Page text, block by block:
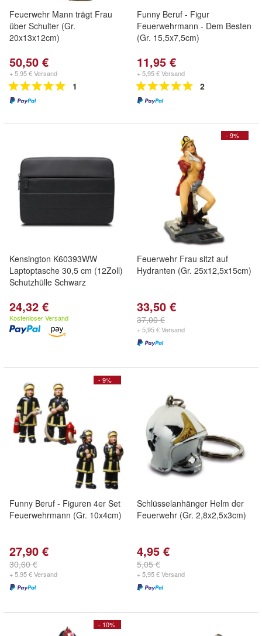
Feuerwehr Mann trägt Frau
über Schulter (Gr.
20x13x12cm)
50,50 €
+ 5,95 € Versand
1
Funny Beruf - Figur
Feuerwehrmann - Dem Besten
(Gr. 15,5x7,5cm)
11,95 €
+ 5,95 € Versand
2
Kensington K60393WW
Laptoptasche 30,5 cm (12Zoll)
Schutzhülle Schwarz
24,32 €
Kostenloser Versand
- 9%
Feuerwehr Frau sitzt auf
Hydranten (Gr. 25x12,5x15cm)
33,50 €
37,00 €
+ 5,95 € Versand
- 9%
Funny Beruf - Figuren 4er Set
Feuerwehrmann (Gr. 10x4cm)
27,90 €
30,60 €
+ 5,95 € Versand
Schlüsselanhänger Helm der
Feuerwehr (Gr. 2,8x2,5x3cm)
4,95 €
5,05 €
+ 5,95 € Versand
- 10%